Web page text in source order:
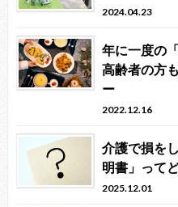
2024.04.23
年に一度の
高齢者の方
ー
2022.12.16
介護で損を
明書」って
2025.12.01